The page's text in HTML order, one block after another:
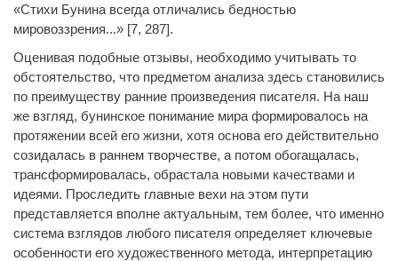
«Стихи Бунина всегда отличались бедностью
мировоззрения...» [7, 287].
Оценивая подобные отзывы, необходимо учитывать то
обстоятельство, что предметом анализа здесь становились
по преимуществу ранние произведения писателя. На наш
же взгляд, бунинское понимание мира формировалось на
протяжении всей его жизни, хотя основа его действительно
созидалась в раннем творчестве, а потом обогащалась,
трансформировалась, обрастала новыми качествами и
идеями. Проследить главные вехи на этом пути
представляется вполне актуальным, тем более, что именно
система взглядов любого писателя определяет ключевые
особенности его художественного метода, интерпретацию